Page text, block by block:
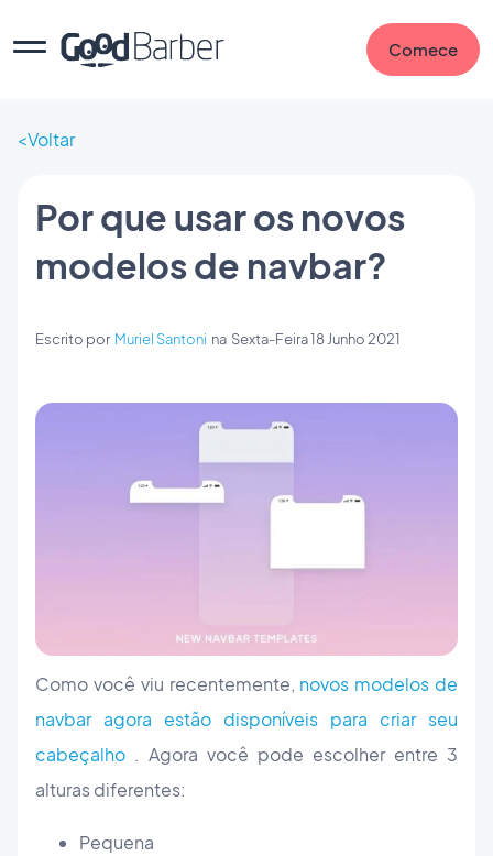
Comece
Voltar
Por que usar os novos
modelos de navbar?
Escrito por Muriel Santoni na Sexta-Feira 18 Junho 2021
Como você viu recentemente, novos modelos de
navbar agora estão disponíveis para criar seu
cabeçalho . Agora você pode escolher entre 3
alturas diferentes:
Pequena